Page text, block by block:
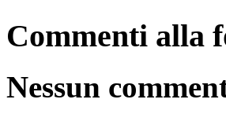
Commenti alla
Nessun